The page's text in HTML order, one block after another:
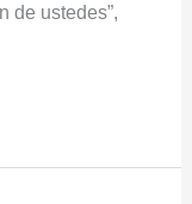
de ustedes”,